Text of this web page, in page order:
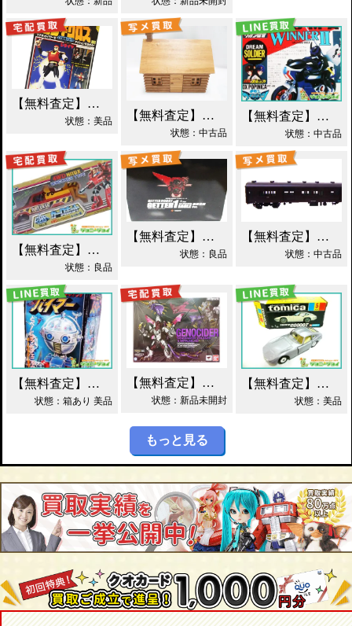
【無料査定】昭和レトロ玩具歓迎 ｜ 世界忍者戦ジライヤ DX磁気 買取！
状態：美品 【無料査定】昭和レトロ玩具歓迎 ｜ エポック 木製 丸太小屋 シルバニアファミリー 買取！
状態：中古品
【無料査定】昭和レトロ玩具歓迎 ｜ 超合金 DXポピニカ ウィナア2世 夢戦士ウイングマン PC-46 買取！
状態：中古品
【無料査定】昭和レトロ玩具歓迎 ｜ カーロボット 4WD・レッカー車 ダイアクロン買取！
状態：良品
【無料査定】昭和レトロ玩具歓迎 ｜ EX合金 ゲッターロボ ゲッター1 買取！
状態：良品
【無料査定】昭和レトロ玩具歓迎 ｜ モデルワム マニ60 1/87 買取！
状態：中古品
【無料査定】昭和レトロ玩具歓迎 ｜ ガッチャマン パイマー DXジャンボマシンダー買取！
状態：箱あり 美品
【無料査定】昭和レトロ玩具歓迎 ｜ S.H.フィギュアーツ ジェノサイダー 買取！
状態：新品未開封
【無料査定】昭和レトロ玩具歓迎 ｜ 当時物 トミカ トヨタ 2000GT 黒箱 日本製 買取！
状態：美品
もっと見る